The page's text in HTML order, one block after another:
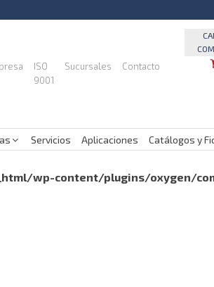
ISO
9001
Sucursales Contacto
Servicios Aplicaciones Catálogos y
wp-content/plugins/oxygen/